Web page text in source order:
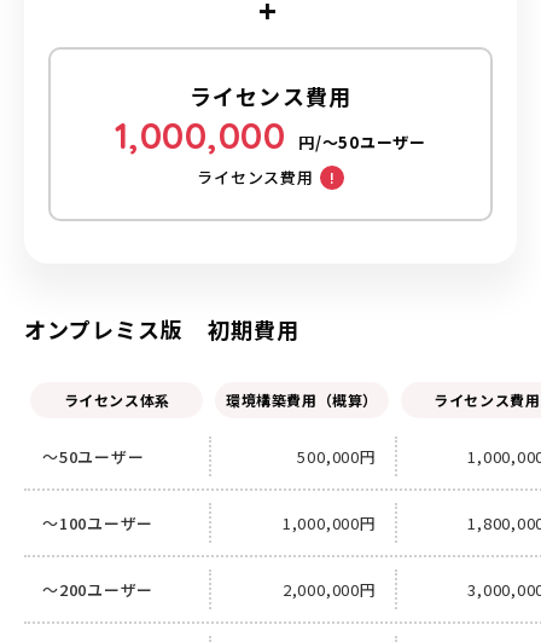
ライセンス費用
1,000,000
円/～50ユーザー
ライセンス費用
オンプレミス版 初期費用
ライセンス体系 環境構築費用（概算） ライセンス費用
～50ユーザー 500,000円
～100ユーザー 1,000,000円
～200ユーザー 2,000,000円